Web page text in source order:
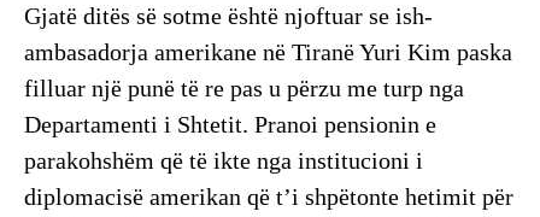
Gjatë ditës së sotme është njoftuar se ish-
ambasadorja amerikane në Tiranë Yuri Kim paska
filluar një punë të re pas u përzu me turp nga
Departamenti i Shtetit. Pranoi pensionin e
parakohshëm që të ikte nga institucioni i
diplomacisë amerikan që t’i shpëtonte hetimit për